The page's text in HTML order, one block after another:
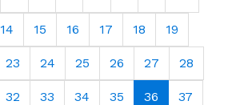
14 15 16 17 18 19
23 24 25 26 27 28
32 33 34 35 36 37